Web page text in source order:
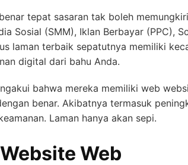
tepat sasaran tak boleh
Sosial (SMM), Iklan Berbayar (PPC),
laman terbaik sepatutnya memiliki
digital dari bahu Anda.
bahwa mereka memiliki web
benar. Akibatnya termasuk
Laman hanya akan sepi.
Web